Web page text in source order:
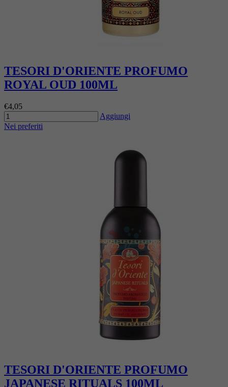
TESORI D'ORIENTE PROFUMO
ROYAL OUD 100ML
€4,05
Aggiungi
Nei preferiti
TESORI D'ORIENTE PROFUMO
JAPANESE RITUALS 100ML